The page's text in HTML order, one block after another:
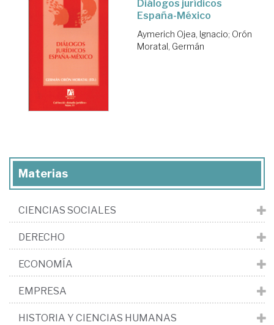
Diálogos jurídicos
España-México
Aymerich Ojea, Ignacio; Orón
Moratal, Germán
Materias
CIENCIAS SOCIALES
DERECHO
ECONOMÍA
EMPRESA
HISTORIA Y CIENCIAS HUMANAS